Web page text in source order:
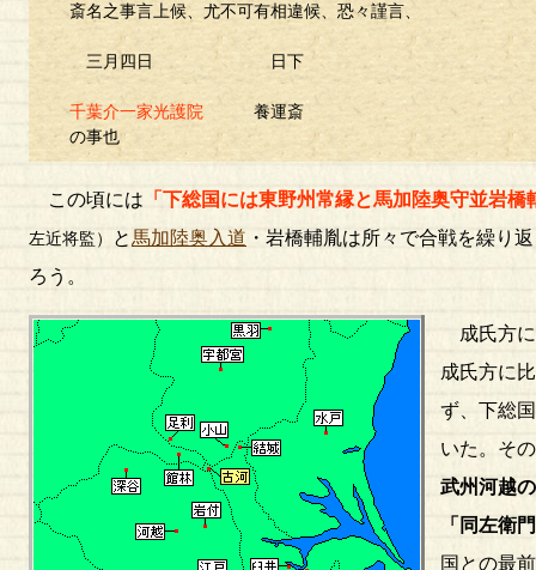
斎名之事言上候、尤不可有相違候、恐々謹言、
三月四日 日下
千葉介一家光護院 養運斎
の事也
この頃には 「下総国には東野州常縁と馬加陸奥守並岩
左近将監） と 馬加陸奥入道 ・岩橋輔胤は所々で合戦を繰り
ろう。
成氏方
成氏方に
ず、下総
いた。そ
武州河越
「同左衛
国との最